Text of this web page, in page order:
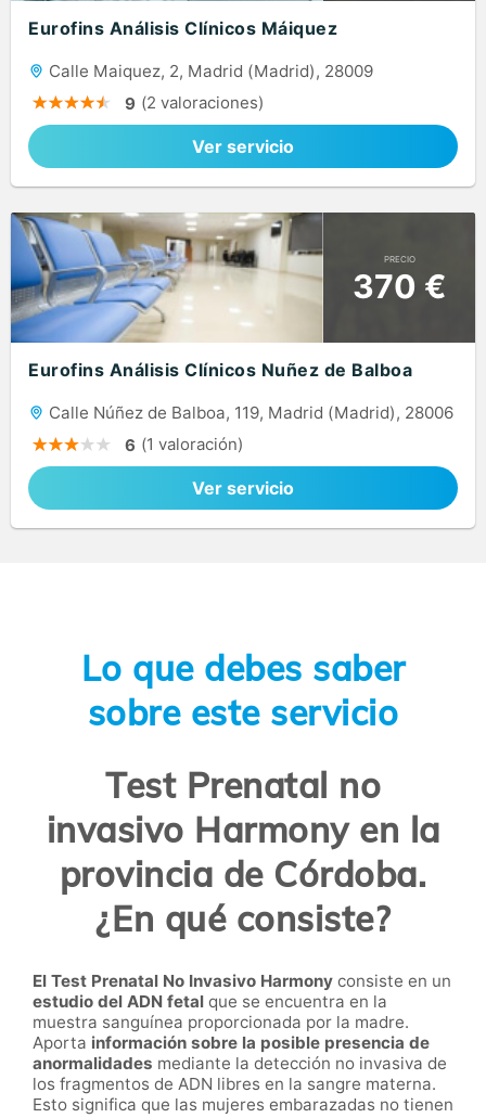
Eurofins Análisis Clínicos Máiquez
Calle Maiquez, 2, Madrid (Madrid), 28009
9 (2 valoraciones)
Ver servicio
PRECIO
370 €
Eurofins Análisis Clínicos Nuñez de Balboa
Calle Núñez de Balboa, 119, Madrid (Madrid), 28006
6 (1 valoración)
Ver servicio
Lo que debes saber
sobre este servicio
Test Prenatal no
invasivo Harmony en la
provincia de Córdoba.
¿En qué consiste?
El Test Prenatal No Invasivo Harmony consiste en un
estudio del ADN fetal que se encuentra en la
muestra sanguínea proporcionada por la madre.
Aporta información sobre la posible presencia de
anormalidades mediante la detección no invasiva de
los fragmentos de ADN libres en la sangre materna.
Esto significa que las mujeres embarazadas no tienen